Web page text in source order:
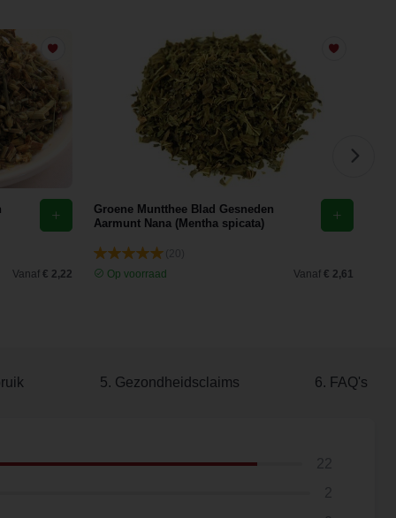
Vanaf € 2,22
Groene Muntthee Blad Gesneden
Aarmunt Nana (Mentha spicata)
Op voorraad
Vanaf € 2,61
5. Gezondheidsclaims 6. FAQ's